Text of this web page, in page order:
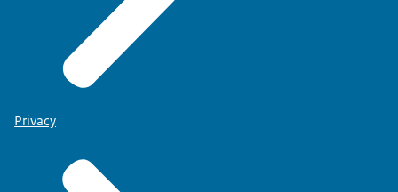
Privacy